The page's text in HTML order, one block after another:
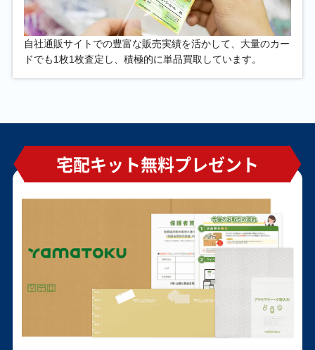
自社通販サイトでの豊富な販売実績を活かして、大量のカー
ドでも1枚1枚査定し、積極的に単品買取しています。
宅配キット無料プレゼント